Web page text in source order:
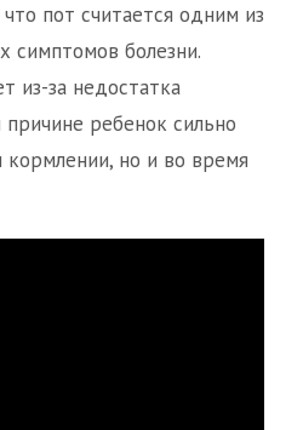
пот считается одним из
симптомов болезни.
из-за недостатка
ребенок сильно
кормлении, но и во время